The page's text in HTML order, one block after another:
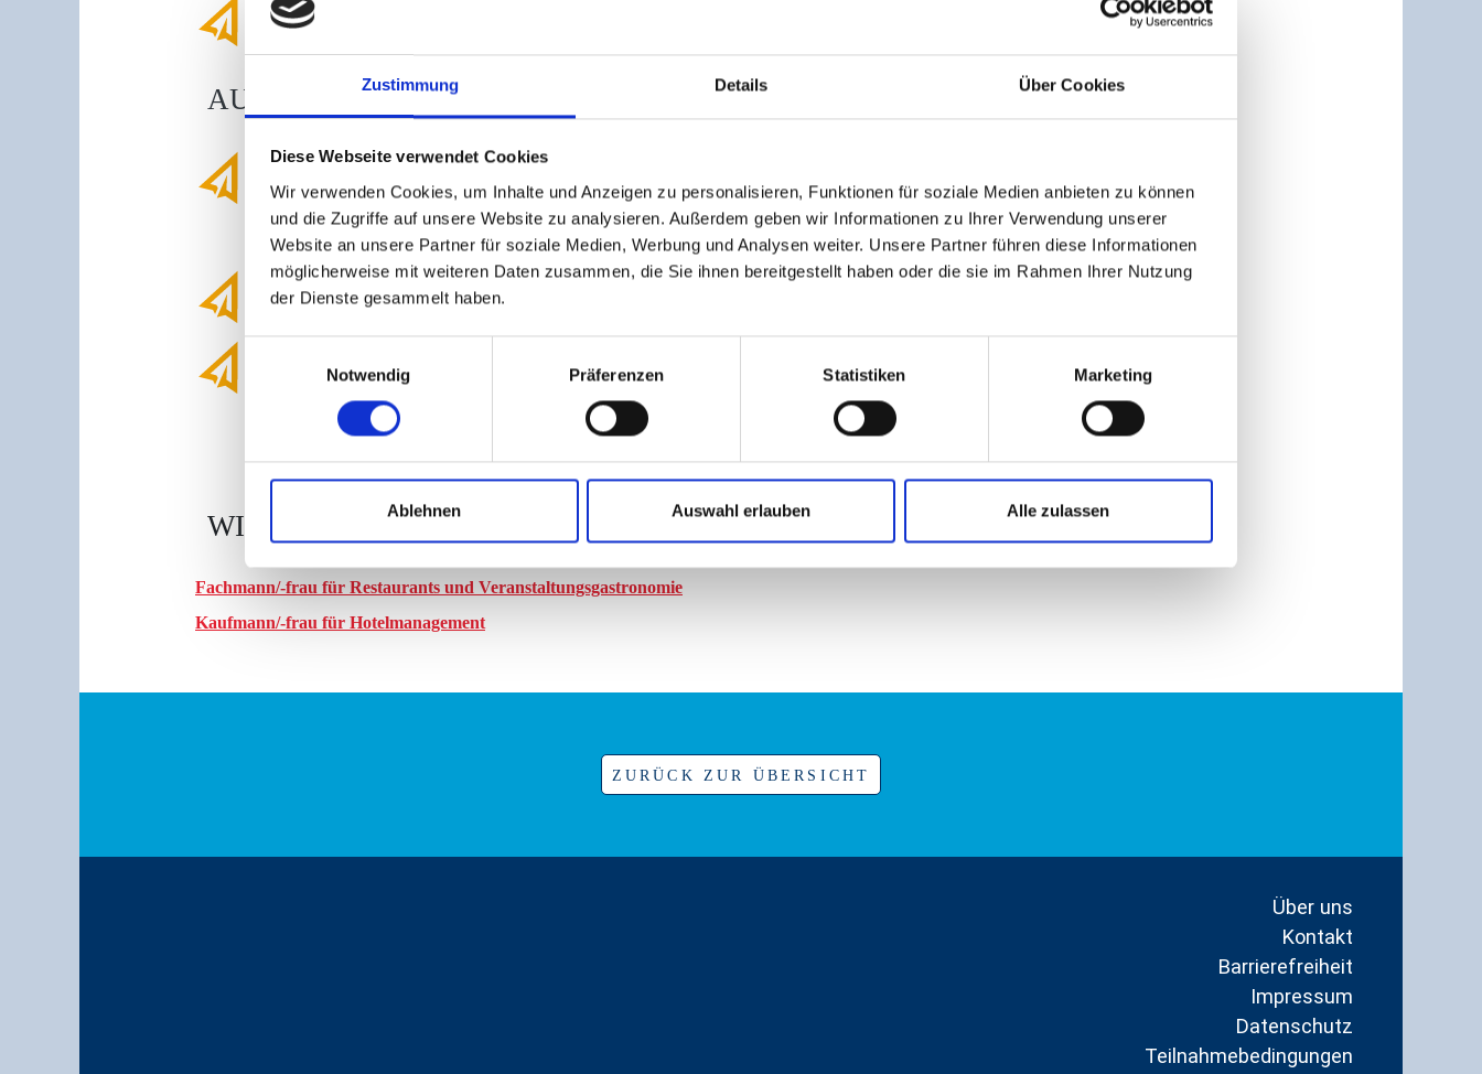
Zustimmung Details Über Cookies
Diese Webseite verwendet Cookies
Wir verwenden Cookies, um Inhalte und Anzeigen zu personalisieren, Funktionen für soziale Medien anbieten zu können
und die Zugriffe auf unsere Website zu analysieren. Außerdem geben wir Informationen zu Ihrer Verwendung unserer
Website an unsere Partner für soziale Medien, Werbung und Analysen weiter. Unsere Partner führen diese Informationen
möglicherweise mit weiteren Daten zusammen, die Sie ihnen bereitgestellt haben oder die sie im Rahmen Ihrer Nutzung
der Dienste gesammelt haben.
Notwendig
Präferenzen Statistiken Marketing
Ablehnen Auswahl erlauben Alle zulassen
Gute körperliche Verfassung
AUFGABEN:
Du planst Arbeitsabläufe, kalkulierst Preise für
Übernachtungen, erstellst Angebote für
Veranstaltungen und Reisegruppen, betreust Gäste
und richtest Zimmer her.
Du bist für die Buch- und Lagerhaltung sowie für die
Rechnungserstellung verantwortlich.
Durchführung von Marketingmaßnahmen beteiligt.
WIE WÄRS MIT...?
Fachmann/-frau für Restaurants und Veranstaltungs­gastronomie
Kaufmann/-frau für Hotelmanagement
ZURÜCK ZUR ÜBERSICHT
Über uns
Kontakt
Barrierefreiheit
Impressum
Datenschutz
Teilnahmebedingungen